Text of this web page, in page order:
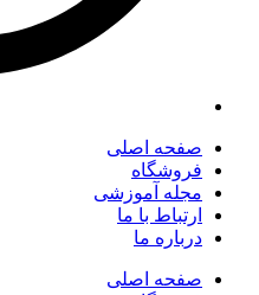
صفحه اصلی
فروشگاه
مجله آموزشی
ارتباط با ما
درباره ما
صفحه اصلی